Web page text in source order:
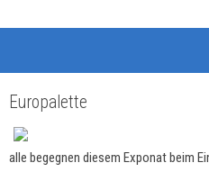
Europalette
alle begegnen diesem Exponat beim